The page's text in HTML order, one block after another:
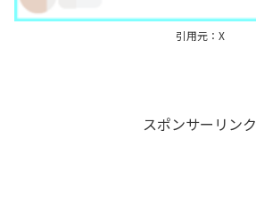
引用元：X
スポンサーリンク